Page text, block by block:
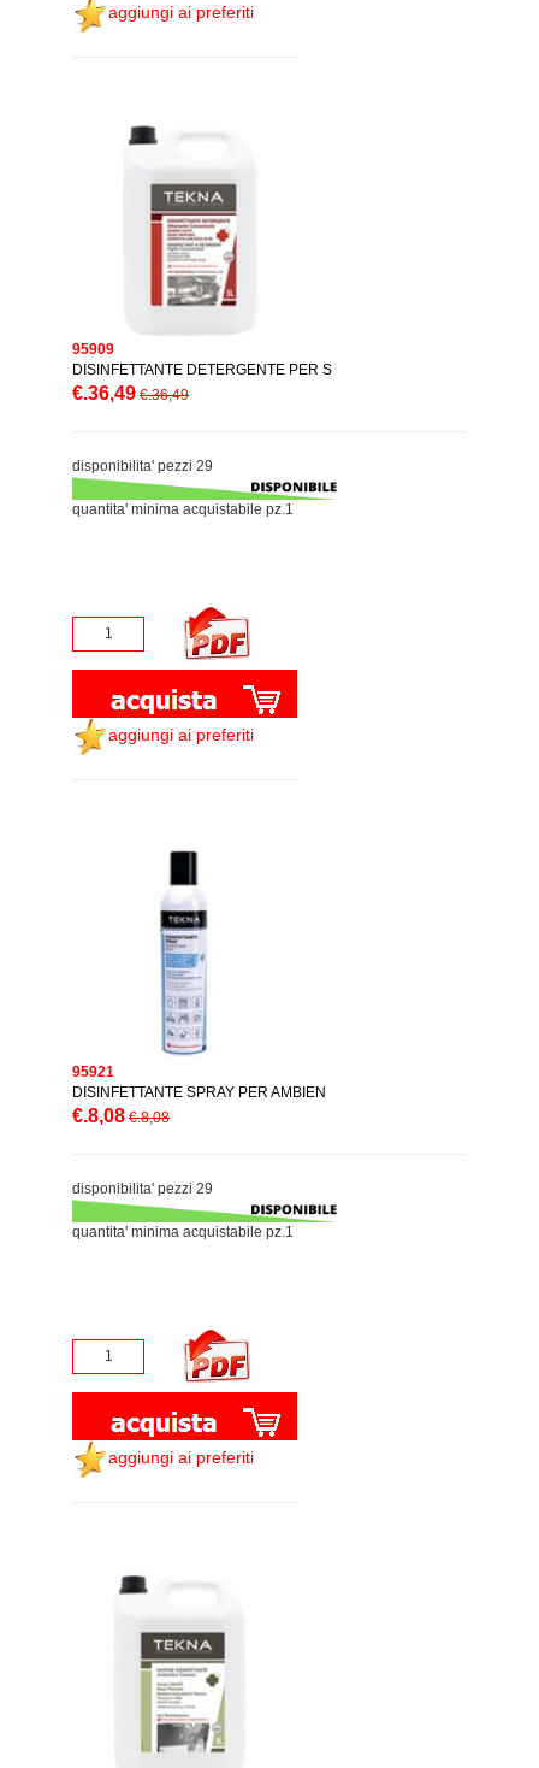
aggiungi ai preferiti
95909
DISINFETTANTE DETERGENTE PER S
€.36,49 €.36,49
disponibilita' pezzi 29
quantita' minima acquistabile pz.1
aggiungi ai preferiti
95921
DISINFETTANTE SPRAY PER AMBIEN
€.8,08 €.8,08
disponibilita' pezzi 29
quantita' minima acquistabile pz.1
aggiungi ai preferiti